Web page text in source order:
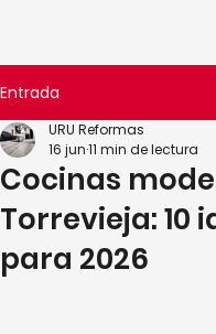
Entrada
Cocinas
Torrevieja: 10
para 2026
URU Reformas
16 jun11 min de lectura